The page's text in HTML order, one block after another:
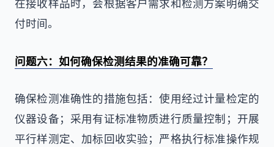
在接收样品时，会根据客户需求和检测方案明确交
付时间。
问题六：如何确保检测结果的准确可靠？
确保检测准确性的措施包括：使用经过计量检定的
仪器设备；采用有证标准物质进行质量控制；开展
平行样测定、加标回收实验；严格执行标准操作规